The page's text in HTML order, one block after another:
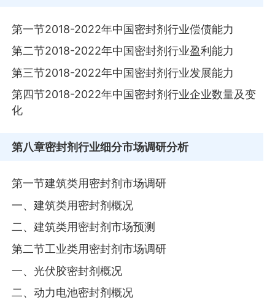
第一节2018-2022年中国密封剂行业偿债能力
第二节2018-2022年中国密封剂行业盈利能力
第三节2018-2022年中国密封剂行业发展能力
第四节2018-2022年中国密封剂行业企业数量及变
化
第八章密封剂行业细分市场调研分析
第一节建筑类用密封剂市场调研
一、建筑类用密封剂概况
二、建筑类用密封剂市场预测
第二节工业类用密封剂市场调研
一、光伏胶密封剂概况
二、动力电池密封剂概况